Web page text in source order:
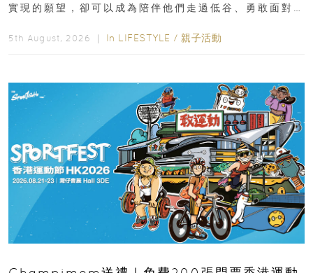
實現的願望，卻可以成為陪伴他們走過低谷、勇敢面對
5th August, 2026 ｜ In LIFESTYLE / 親子活動